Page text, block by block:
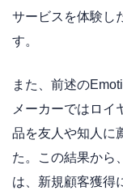
サービスを体験し
す。
また、前述の
メーカーではロイ
品を友人や知人に
た。この結果から
は、新規顧客獲得